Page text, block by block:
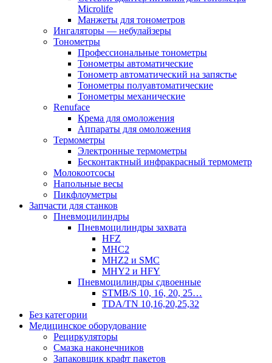
Microlife
Манжеты для тонометров
Ингаляторы — небулайзеры
Тонометры
Профессиональные тонометры
Тонометры автоматические
Тонометр автоматический на запястье
Тонометры полуавтоматические
Тонометры механические
Renuface
Крема для омоложения
Аппараты для омоложения
Термометры
Электронные термометры
Бесконтактный инфракрасный термометр
Молокоотсосы
Напольные весы
Пикфлоуметры
Запчасти для станков
Пневмоцилиндры
Пневмоцилиндры захвата
HFZ
MHC2
MHZ2 и SMC
MHY2 и HFY
Пневмоцилиндры сдвоенные
STMB/S 10, 16, 20, 25…
TDA/TN 10,16,20,25,32
Без категории
Медицинское оборудование
Рециркуляторы
Смазка наконечников
Запаковщик крафт пакетов